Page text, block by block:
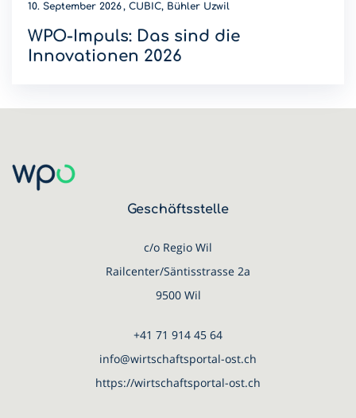
10. September 2026 CUBIC, Bühler Uzwil
WPO-Impuls: Das sind die
Innovationen 2026
Geschäftsstelle
c/o Regio Wil
Railcenter/Säntisstrasse 2a
9500 Wil
+41 71 914 45 64
info@wirtschaftsportal-ost.ch
https://wirtschaftsportal-ost.ch